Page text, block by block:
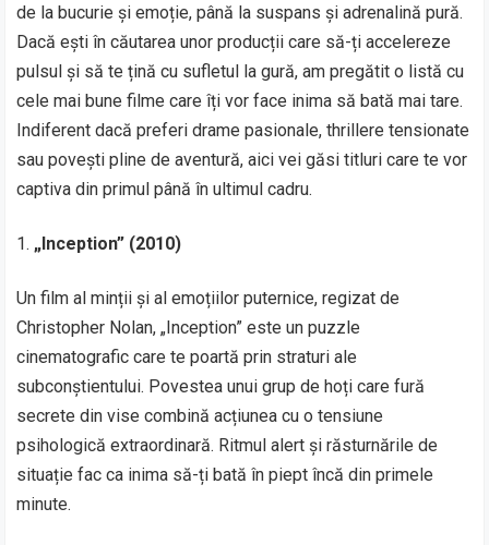
de la bucurie și emoție, până la suspans și adrenalină pură.
Dacă ești în căutarea unor producții care să-ți accelereze
pulsul și să te țină cu sufletul la gură, am pregătit o listă cu
cele mai bune filme care îți vor face inima să bată mai tare.
Indiferent dacă preferi drame pasionale, thrillere tensionate
sau povești pline de aventură, aici vei găsi titluri care te vor
captiva din primul până în ultimul cadru.
„Inception” (2010)
Un film al minții și al emoțiilor puternice, regizat de
Christopher Nolan, „Inception” este un puzzle
cinematografic care te poartă prin straturi ale
subconștientului. Povestea unui grup de hoți care fură
secrete din vise combină acțiunea cu o tensiune
psihologică extraordinară. Ritmul alert și răsturnările de
situație fac ca inima să-ți bată în piept încă din primele
minute.